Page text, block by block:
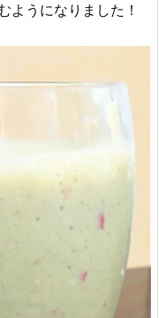
ようになりました！